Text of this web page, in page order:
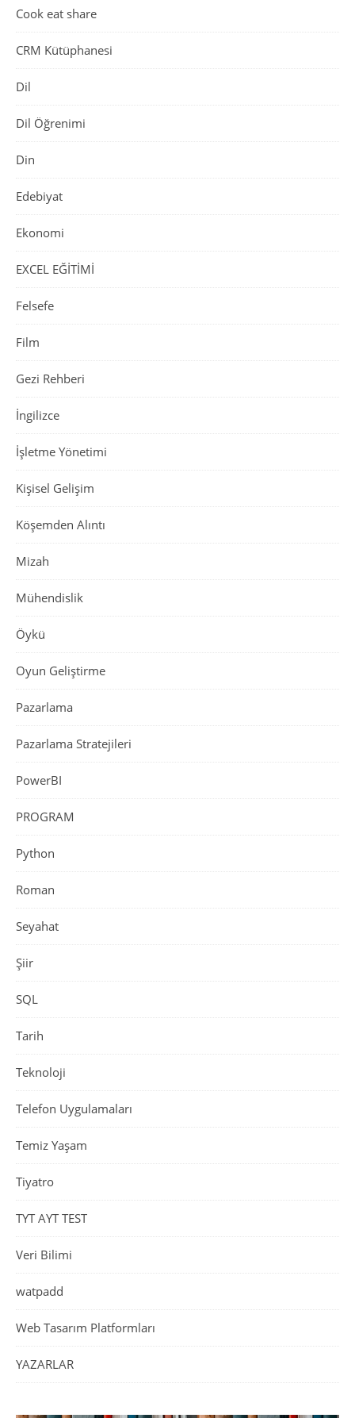
Cook eat share
CRM Kütüphanesi
Dil
Dil Öğrenimi
Din
Edebiyat
Ekonomi
EXCEL EĞİTİMİ
Felsefe
Film
Gezi Rehberi
İngilizce
İşletme Yönetimi
Kişisel Gelişim
Köşemden Alıntı
Mizah
Mühendislik
Öykü
Oyun Geliştirme
Pazarlama
Pazarlama Stratejileri
PowerBI
PROGRAM
Python
Roman
Seyahat
Şiir
SQL
Tarih
Teknoloji
Telefon Uygulamaları
Temiz Yaşam
Tiyatro
TYT AYT TEST
Veri Bilimi
watpadd
Web Tasarım Platformları
YAZARLAR